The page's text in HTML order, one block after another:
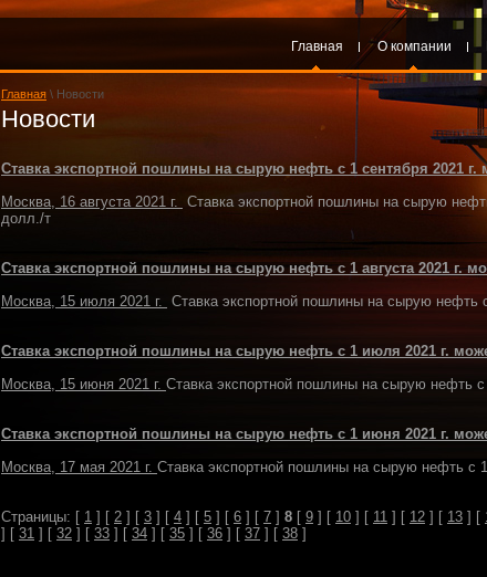
Главная О компании
Главная \ Новости
Новости
Ставка экспортной пошлины на сырую нефть с 1 сентября 2021 г.
Москва, 16 августа 2021 г. Ставка экспортной пошлины на сырую
долл./т
Ставка экспортной пошлины на сырую нефть с 1 августа 2021 г.
Москва, 15 июля 2021 г. Ставка экспортной пошлины на сырую нефть
Ставка экспортной пошлины на сырую нефть с 1 июля 2021 г.
Москва, 15 июня 2021 г. Ставка экспортной пошлины на сырую нефть
Ставка экспортной пошлины на сырую нефть с 1 июня 2021 г.
Москва, 17 мая 2021 г. Ставка экспортной пошлины на сырую нефть с
Страницы: [ 1 ] [ 2 ] [ 3 ] [ 4 ] [ 5 ] [ 6 ] [ 7 ] 8 [ 9 ] [ 10 ] [ 11 ] [ 12 ] [ 13 ] [
] [ 31 ] [ 32 ] [ 33 ] [ 34 ] [ 35 ] [ 36 ] [ 37 ] [ 38 ]